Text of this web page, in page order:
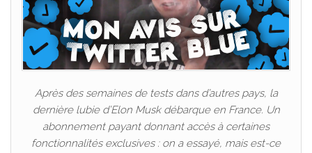
Après des semaines de tests dans d’autres pays, la
dernière lubie d’Elon Musk débarque en France. Un
abonnement payant donnant accès à certaines
fonctionnalités exclusives : on a essayé, mais est-ce